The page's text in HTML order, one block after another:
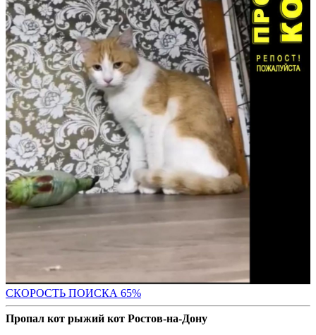
СКОРОСТЬ ПОИСКА 65%
Пропал кот рыжий кот Ростов-на-Дону